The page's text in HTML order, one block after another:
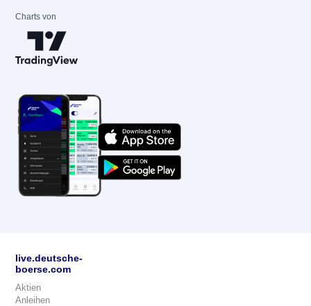
Charts von
live.deutsche-
boerse.com
Aktien
Anleihen